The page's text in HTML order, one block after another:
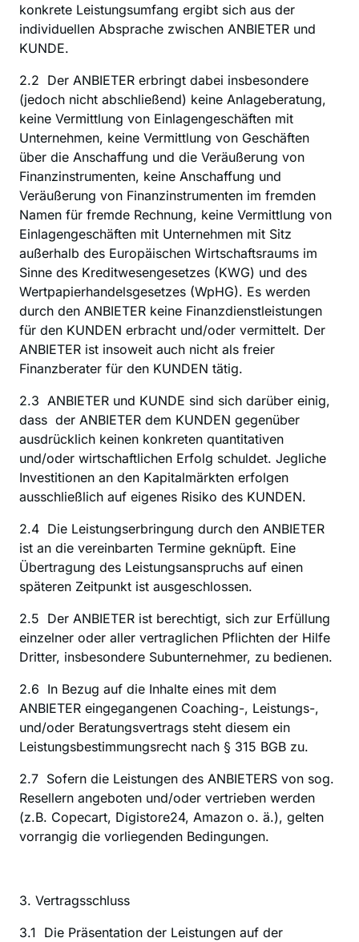
konkrete Leistungsumfang ergibt sich aus der
individuellen Absprache zwischen ANBIETER und
KUNDE.
2.2  Der ANBIETER erbringt dabei insbesondere
(jedoch nicht abschließend) keine Anlageberatung,
keine Vermittlung von Einlagengeschäften mit
Unternehmen, keine Vermittlung von Geschäften
über die Anschaffung und die Veräußerung von
Finanzinstrumenten, keine Anschaffung und
Veräußerung von Finanzinstrumenten im fremden
Namen für fremde Rechnung, keine Vermittlung von
Einlagengeschäften mit Unternehmen mit Sitz
außerhalb des Europäischen Wirtschaftsraums im
Sinne des Kreditwesengesetzes (KWG) und des
Wertpapierhandelsgesetzes (WpHG). Es werden
durch den ANBIETER keine Finanzdienstleistungen
für den KUNDEN erbracht und/oder vermittelt. Der
ANBIETER ist insoweit auch nicht als freier
Finanzberater für den KUNDEN tätig.
2.3  ANBIETER und KUNDE sind sich darüber einig,
dass  der ANBIETER dem KUNDEN gegenüber
ausdrücklich keinen konkreten quantitativen
und/oder wirtschaftlichen Erfolg schuldet. Jegliche
Investitionen an den Kapitalmärkten erfolgen
ausschließlich auf eigenes Risiko des KUNDEN.
2.4  Die Leistungserbringung durch den ANBIETER
ist an die vereinbarten Termine geknüpft. Eine
Übertragung des Leistungsanspruchs auf einen
späteren Zeitpunkt ist ausgeschlossen.
2.5  Der ANBIETER ist berechtigt, sich zur Erfüllung
einzelner oder aller vertraglichen Pflichten der Hilfe
Dritter, insbesondere Subunternehmer, zu bedienen.
2.6  In Bezug auf die Inhalte eines mit dem
ANBIETER eingegangenen Coaching-, Leistungs-,
und/oder Beratungsvertrags steht diesem ein
Leistungsbestimmungsrecht nach § 315 BGB zu.
2.7  Sofern die Leistungen des ANBIETERS von sog.
Resellern angeboten und/oder vertrieben werden
(z.B. Copecart, Digistore24, Amazon o. ä.), gelten
vorrangig die vorliegenden Bedingungen.
3. Vertragsschluss
‍3.1  Die Präsentation der Leistungen auf der